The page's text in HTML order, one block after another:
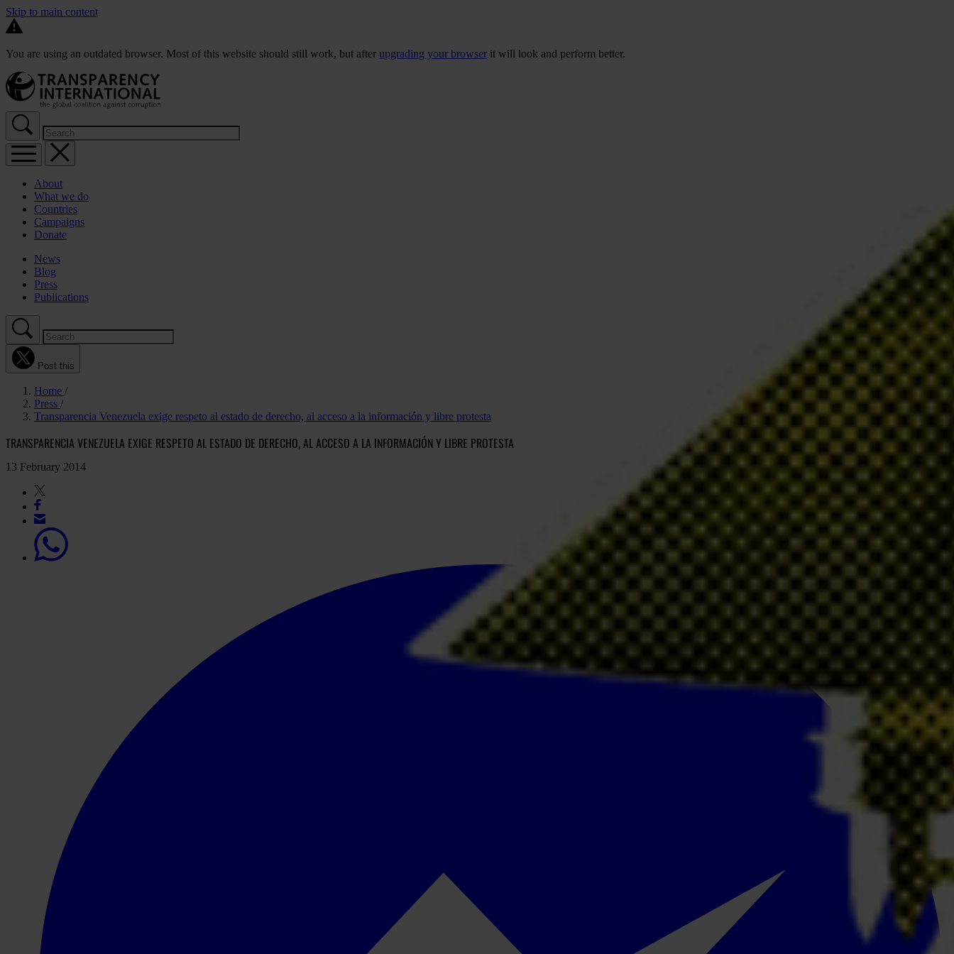
Skip to main content
You are using an outdated browser. Most of this website should still work, but after upgrading your browser it will look and perform better.
About
What we do
Countries
Campaigns
Donate
News
Blog
Press
Publications
Post this
Home
Press
Transparencia Venezuela exige respeto al estado de derecho, al acceso a la información y libre protesta
TRANSPARENCIA VENEZUELA EXIGE RESPETO AL ESTADO DE DERECHO, AL ACCESO A LA INFORMACIÓN Y LIBRE PROTESTA
13 February 2014